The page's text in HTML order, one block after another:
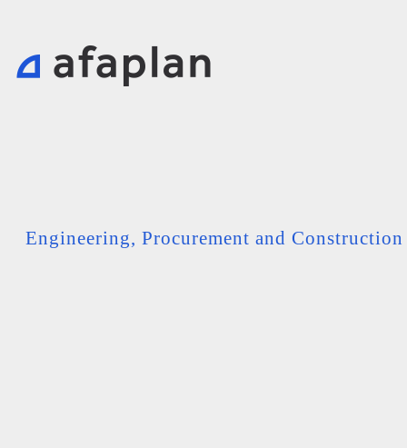
Engineering, Procurement and Construction